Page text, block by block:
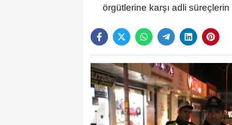
örgütlerine karşı adli